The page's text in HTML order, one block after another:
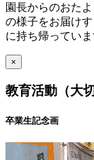
園長からのおた
の様子をお届け
に持ち帰っていま
×
教育活動（大
卒業生記念画